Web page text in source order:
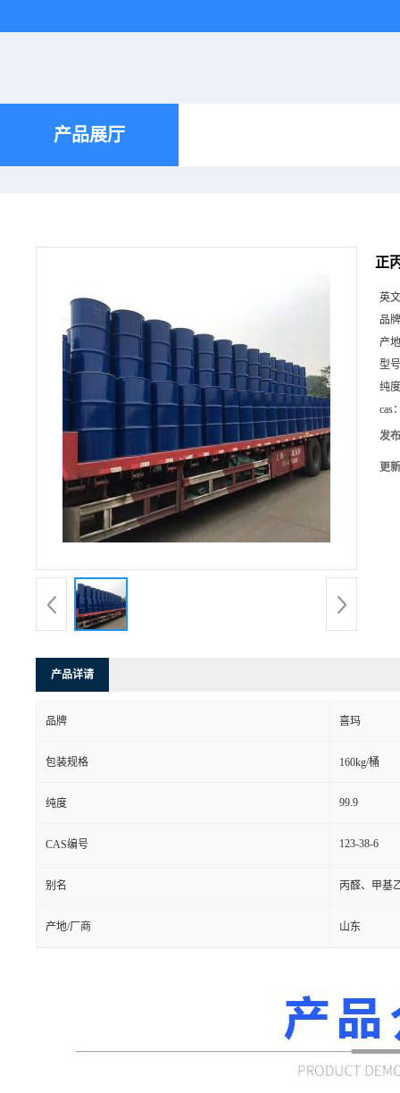
产品展厅
正
英
品
产
型
纯
cas
发
更
产品详请
品牌 喜玛
包装规格 160kg/桶
纯度 99.9
CAS编号 123-38-6
别名 丙醛、甲基
产地/厂商 山东